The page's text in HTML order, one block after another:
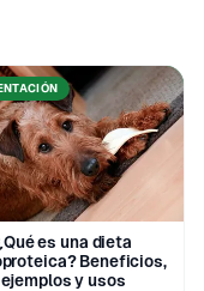
es una dieta
Beneficios,
ejemplos y usos